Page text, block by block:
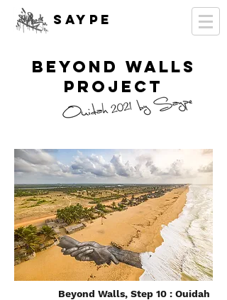
SAYPE
Beyond Walls
PROJECT
Beyond Walls, Step 10 : Ouidah